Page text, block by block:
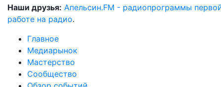
Наши друзья: Апельсин.FM - радиопрограммы
работе на радио.
Главное
Медиарынок
Мастерство
Сообщество